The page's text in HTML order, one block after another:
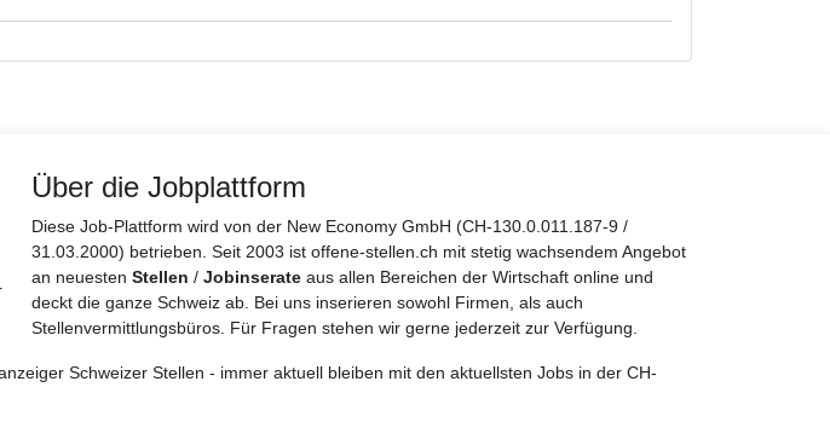
Über die Jobplattform
Diese Job-Plattform wird von der New Economy GmbH (CH-130.0.011.187-9 /
31.03.2000) betrieben. Seit 2003 ist offene-stellen.ch mit stetig wachsendem Angebot
an neuesten Stellen / Jobinserate aus allen Bereichen der Wirtschaft online und
deckt die ganze Schweiz ab. Bei uns inserieren sowohl Firmen, als auch
Stellenvermittlungsbüros. Für Fragen stehen wir gerne jederzeit zur Verfügung.
Schweizer Stellen - immer aktuell bleiben mit den aktuellsten Jobs in der CH-